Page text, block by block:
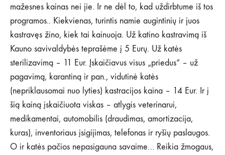
mažesnes kainas nei jie. Ir ne dėl to, kad uždirbtume iš tos
programos.. Kiekvienas, turintis namie augintinių ir juos
kastravęs žino, kiek tai kainuoja. Už katino kastravimą iš
Kauno savivaldybės teprašėme į 5 Eurų. Už katės
sterilizavimą – 11 Eur. Įskaičiavus visus „priedus“ – už
pagavimą, karantiną ir pan., vidutinė katės
(nepriklausomai nuo lyties) kastracijos kaina – 14 Eur. Ir į
šią kainą įskaičiuota viskas – atlygis veterinarui,
medikamentai, automobilis (draudimas, amortizacija,
kuras), inventoriaus įsigijimas, telefonas ir ryšių paslaugos.
O ir katės pačios nepasigauna savaime… Reikia žmogaus,